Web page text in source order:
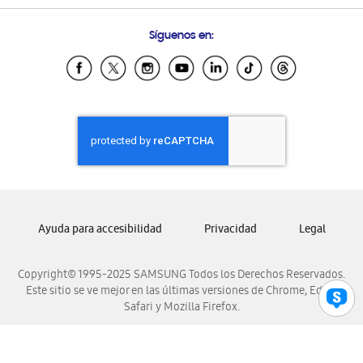
Samsung Ecuador
Samsung El Salvador
Samsung Honduras
Samsung Nicaragua
Samsung Panamá
Samsung Venezuela
Síguenos en:
Copyright© 1995-2025 SAMSUNG Todos los Derechos Reservados.
Este sitio se ve mejor en las últimas versiones de Chrome, Edge,
Safari y Mozilla Firefox.
Ayuda para accesibilidad Privacidad Legal